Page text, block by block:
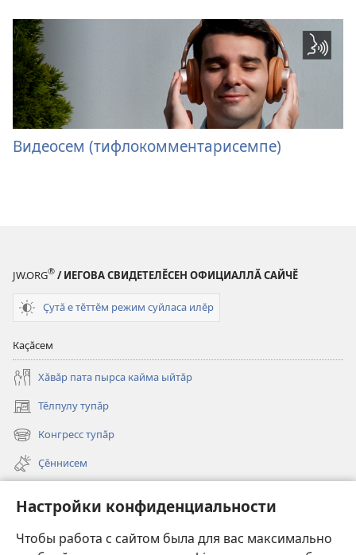
Настройки конфиденциальности
Чтобы работа с сайтом была для вас максимально
Видеосем (тифлокомментарисемпе)
JW.ORG® / ИЕГОВА СВИДЕТЕЛӖСЕН ОФИЦИАЛЛӐ САЙЧӖ
Ҫутӑ е тӗттӗм режим суйласа илӗр
Каҫӑсем
Хӑвӑр пата пырса кайма ыйтӑр
Тӗлпулу тупӑр
(открывается
в
новом
окне)
Конгресс тупӑр
(открывается
новом
Ҫӗннисем
Видео с тифлокомментариями
Шырав